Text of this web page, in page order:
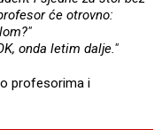
će otrovno:
onda letim dalje."
profesorima i